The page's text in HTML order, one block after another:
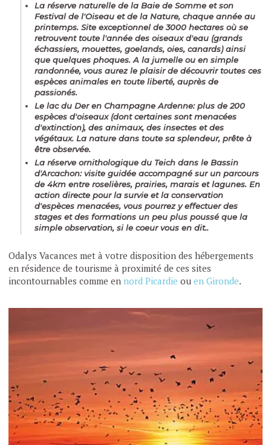
Laréserve naturelle de la Baie de Somme et son
Festival de l'Oiseau et de la Nature, chaque année au
printemps. Site exceptionnel de 3000 hectares où se
retrouvent toute l'année des oiseaux d'eau (grands
échassiers, mouettes, goelands, oies, canards) ainsi
que quelques phoques. A la jumelle ou en simple
randonnée, vous aurez le plaisir de découvrir toutes ces
espèces animales en toute liberté, auprès de
passionés.
Lelac du Der en Champagne Ardenne: plus de 200
espèces d'oiseaux (dont certaines sont menacées
d'extinction), des animaux, des insectes et des
végétaux. La nature dans toute sa splendeur, prête à
être observée.
Laréserve ornithologique du Teich dans le Bassin
d'Arcachon: visite guidée accompagné sur un parcours
de 4km entre roselières, prairies, marais et lagunes. En
action directe pour la survie et la conservation
d'espèces menacées, vous pourrez y effectuer des
stages et des formations un peu plus poussé que la
simple observation, si le coeur vous en dit..
Odalys Vacances met à votre disposition des hébergements
en résidence de tourisme à proximité de ces sites
incontournables comme en nord Picardie ouen Gironde.